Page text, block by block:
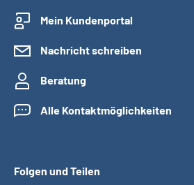
Mein Kundenportal
Nachricht schreiben
Beratung
Alle Kontaktmöglichkeiten
Folgen und Teilen